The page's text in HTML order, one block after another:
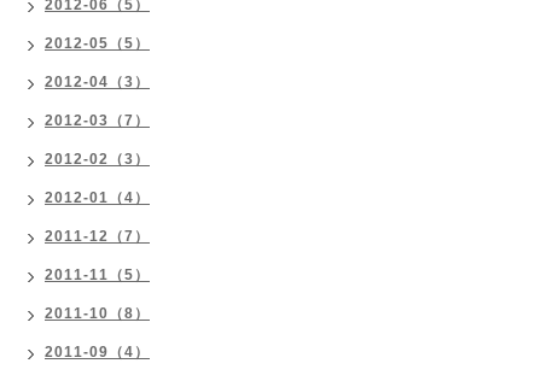
2012-06（5）
2012-05（5）
2012-04（3）
2012-03（7）
2012-02（3）
2012-01（4）
2011-12（7）
2011-11（5）
2011-10（8）
2011-09（4）